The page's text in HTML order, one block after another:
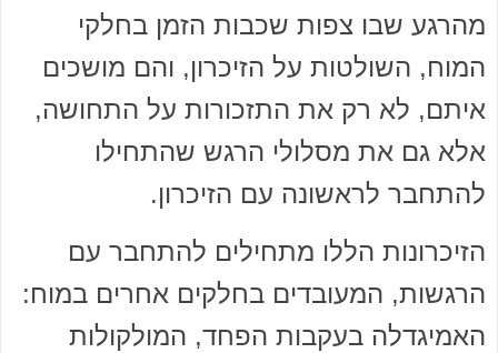
מהרגע שבו צפות שכבות הזמן בחלקי
המוח, השולטות על הזיכרון, והם מושכים
איתם, לא רק את התזכורות על התחושה,
אלא גם את מסלולי הרגש שהתחילו
להתחבר לראשונה עם הזיכרון.
הזיכרונות הללו מתחילים להתחבר עם
הרגשות, המעובדים בחלקים אחרים במוח:
האמיגדלה בעקבות הפחד, המולקולות